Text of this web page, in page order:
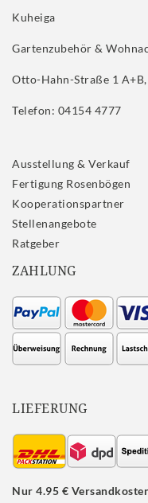
Kuheiga
Gartenzubehör &
Otto-Hahn-Straße 1
Telefon: 04154 4777
Ausstellung & Verkauf
Fertigung Rosenbögen
Kooperationspartner
Stellenangebote
Ratgeber
ZAHLUNG
LIEFERUNG
Nur 4.95 €